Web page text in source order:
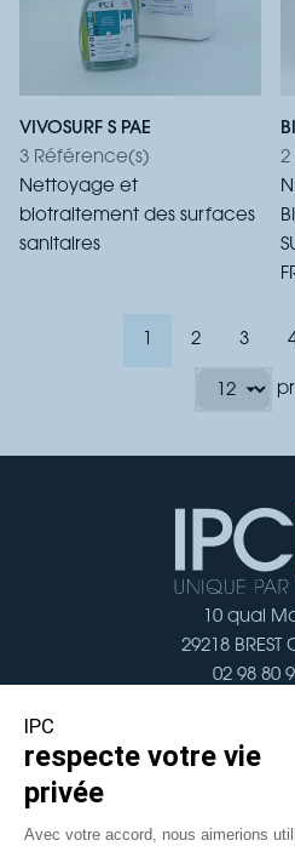
VIVOSURF S PAE
3 Référence(s)
Nettoyage et
biotraitement des surfaces
sanitaires
2
1 2 3
10 quai
29218
02 98 80